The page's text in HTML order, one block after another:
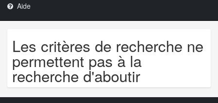
Aide
Les critères de recherche ne
permettent pas à la
recherche d'aboutir